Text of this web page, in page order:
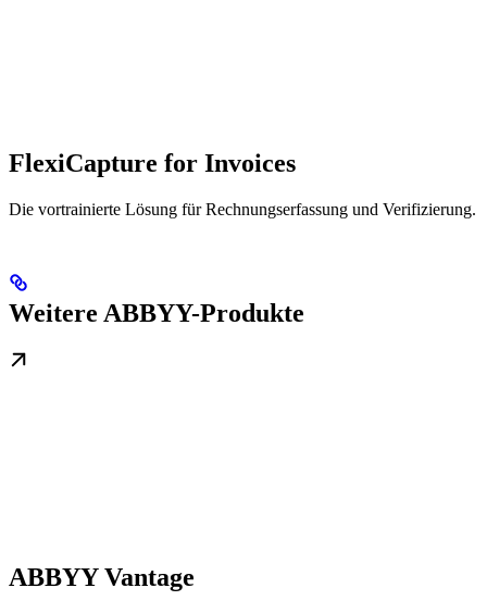
FlexiCapture for Invoices
Die vortrainierte Lösung für Rechnungserfassung und Verifizierung.
Weitere ABBYY-Produkte
ABBYY Vantage